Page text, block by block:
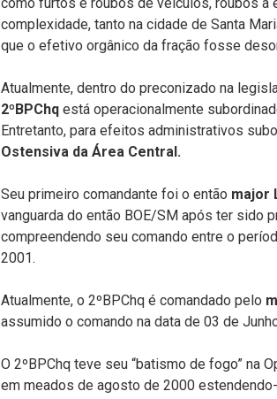
complexidade, tanto na cidade de Santa
que o efetivo orgânico da fração fosse
Atualmente, dentro do preconizado na
2ºBPChq está operacionalmente
Entretanto, para efeitos administrativos
Ostensiva da Área Central.
Seu primeiro comandante foi o então major
vanguarda do então BOE/SM após ter sido
compreendendo seu comando entre o
2001.
Atualmente, o 2ºBPChq é comandado pelo
assumido o comando na data de 03 de
O 2ºBPChq teve seu “batismo de fogo” na
em meados de agosto de 2000